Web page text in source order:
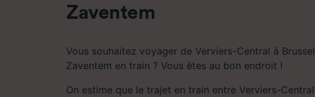
Zaventem
Vous souhaitez voyager de Verviers-Central à
Zaventem en train ? Vous êtes au bon endroit !
On estime que le trajet en train entre Verviers-